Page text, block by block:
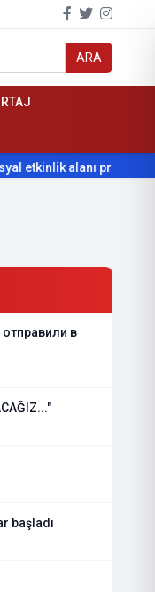
ARA
alanı projesi
отправили в
başladı